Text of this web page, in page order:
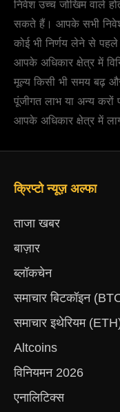
निवेश उच्च जोखिम वाले
सकते हैं। आपके सभी
कोई भी निर्णय लेने से
आपके अधिकार क्षेत्र में
मूल्य किसी भी समय बढ़
पूंजीगत लाभ या अन्य
आपके अधिकार क्षेत्र में
क्रिप्टो न्यूज़ अल्फा
ताजा खबर
बाज़ार
ब्लॉकचेन
समाचार बिटकॉइन
समाचार इथेरियम
Altcoins
विनियमन 2026
एनालिटिक्स